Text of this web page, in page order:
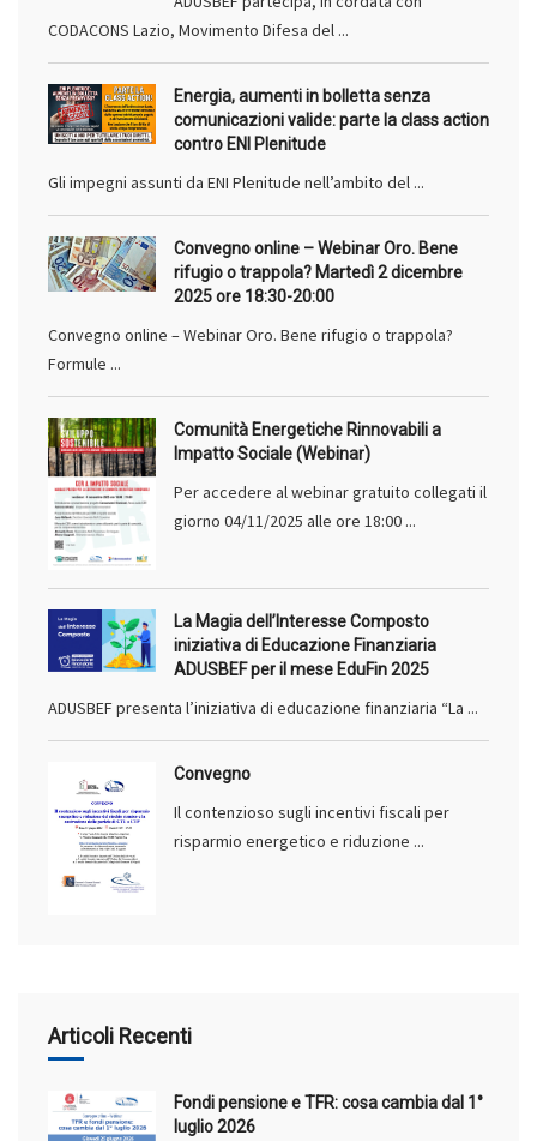
CODACONS Lazio, Movimento Difesa del ...
Energia, aumenti in bolletta senza
comunicazioni valide: parte la class action
contro ENI Plenitude
Gli impegni assunti da ENI Plenitude nell’ambito del ...
Convegno online – Webinar Oro. Bene
rifugio o trappola? Martedì 2 dicembre
2025 ore 18:30-20:00
Convegno online – Webinar Oro. Bene rifugio o trappola?
Formule ...
Comunità Energetiche Rinnovabili a
Impatto Sociale (Webinar)
Per accedere al webinar gratuito collegati il
giorno 04/11/2025 alle ore 18:00 ...
La Magia dell’Interesse Composto
iniziativa di Educazione Finanziaria
ADUSBEF per il mese EduFin 2025
ADUSBEF presenta l’iniziativa di educazione finanziaria “La ...
Convegno
Il contenzioso sugli incentivi fiscali per
risparmio energetico e riduzione ...
Articoli Recenti
Fondi pensione e TFR: cosa cambia dal 1°
luglio 2026